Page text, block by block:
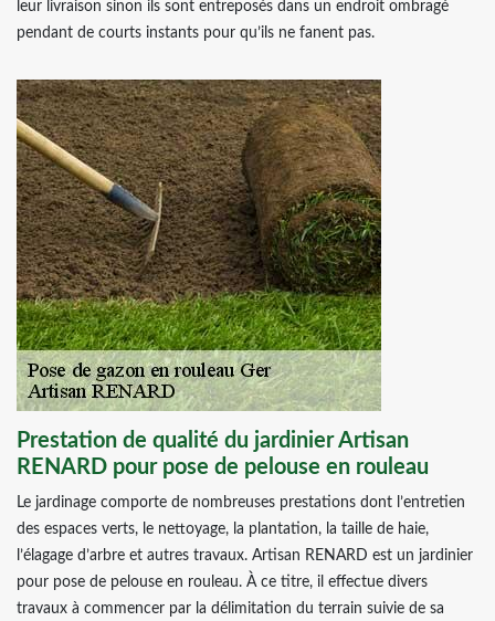
leur livraison sinon ils sont entreposés dans un endroit ombragé
pendant de courts instants pour qu’ils ne fanent pas.
Prestation de qualité du jardinier Artisan
RENARD pour pose de pelouse en rouleau
Le jardinage comporte de nombreuses prestations dont l’entretien
des espaces verts, le nettoyage, la plantation, la taille de haie,
l’élagage d’arbre et autres travaux. Artisan RENARD est un jardinier
pour pose de pelouse en rouleau. À ce titre, il effectue divers
travaux à commencer par la délimitation du terrain suivie de sa